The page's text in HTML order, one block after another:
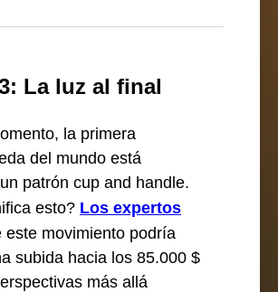
La luz al final
la primera
del mundo está
patrón cup and handle.
esto? Los expertos
este movimiento podría
subida hacia los 85.000 $
más allá